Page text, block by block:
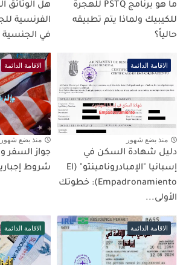
ما هو برنامج PSTQ للهجرة
للكيبيك ولماذا يتم تطبيقه
حالياً؟
هل الوثائق
الفرنسية
في الجنسية
الاقامة الدائمة
منذ بضع شهور
دليل شهادة السكن في
إسبانيا "الإمبادرونامينتو" (El
Empadronamiento): خطوتك
الأولى...
الاقامة الدائمة
منذ بضع شهور
شروط
الاقامة الدائمة الاقامة الدائمة